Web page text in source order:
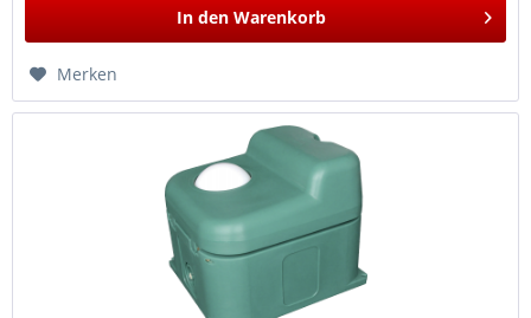
In den Warenkorb
Merken